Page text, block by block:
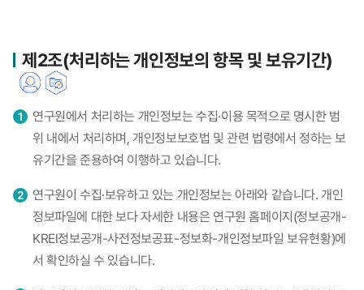
제2조(처리하는 개인정보의 항목 및 보유기간)
연구원에서 처리하는 개인정보는 수집·이용 목적으로 명시한 범
위 내에서 처리하며, 개인정보보호법 및 관련 법령에서 정하는 보
유기간을 준용하여 이행하고 있습니다.
연구원이 수집·보유하고 있는 개인정보는 아래와 같습니다. 개인
정보파일에 대한 보다 자세한 내용은 연구원 홈페이지(정보공개-
KREI정보공개-사전정보공표-정보화-개인정보파일 보유현황)에
서 확인하실 수 있습니다.